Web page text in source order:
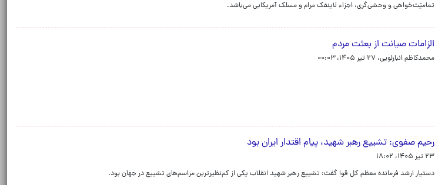
تمامیّت‌خواهی و وحشی‌گری، اجزاء لاینفک مرام و مسلک آمریکایی می‌باشد.
الزامات صیانت از بعثت مردم
محمدکاظم انبارلویی، ۲۷ تیر ۱۴۰۵، ۰۰:۰۳
رحیم صفوی: تشییع رهبر شهید، پیام اقتدار ایران بود
۲۳ تیر ۱۴۰۵، ۱۸:۰۲
دستیار ارشد فرمانده معظم کل قوا گفت: تشییع رهبر شهید انقلاب یکی از کم‌نظیرترین مراسم‌های تشییع در جهان بود.